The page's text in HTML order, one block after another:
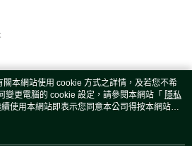
本網站使用 cookie 方式之詳情，及若您不希
變更電腦的 cookie 設定，請參閱本網站「 隱私
使用本網站即表示您同意本公司得按本網站使
。